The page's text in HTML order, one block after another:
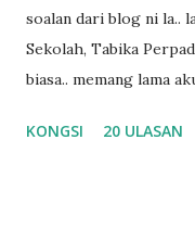
soalan dari blog ni la..
Sekolah, Tabika
biasa.. memang lama
ko.. masa tu aku baru
KONGSI 20 ULASAN